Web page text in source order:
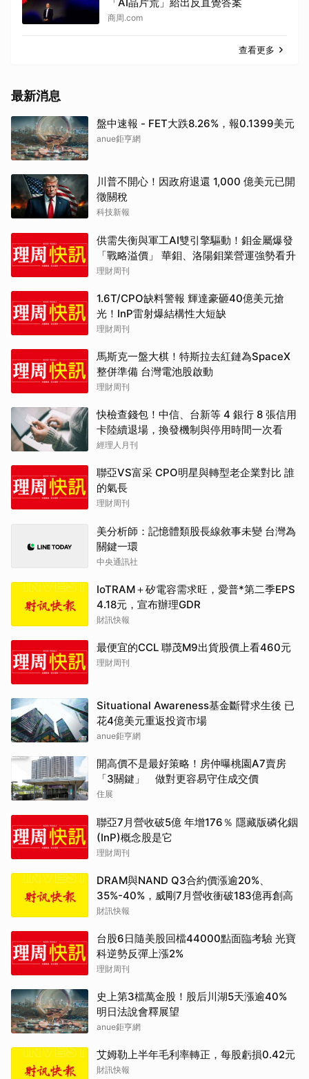
商周.com
查看更多
最新消息
盤中速報 - FET大跌8.26%，報0.1399美元
anue鉅亨網
川普不開心！因政府退還 1,000 億美元已開
徵關稅
科技新報
供需失衡與軍工AI雙引擎驅動！鉬金屬爆發
「戰略溢價」 華鉬、洛陽鉬業營運強勢看升
理財周刊
1.6T/CPO缺料警報 輝達豪砸40億美元搶
光！InP雷射爆結構性大短缺
理財周刊
馬斯克一盤大棋！特斯拉去紅鏈為SpaceX
整併準備 台灣電池股啟動
理財周刊
快檢查錢包！中信、台新等 4 銀行 8 張信用
卡陸續退場，換發機制與停用時間一次看
經理人月刊
聯亞VS富采 CPO明星與轉型老企業對比 誰
的氣長
理財周刊
美分析師：記憶體類股長線敘事未變 台灣為
關鍵一環
中央通訊社
IoTRAM＋矽電容需求旺，愛普*第二季EPS
4.18元，宣布辦理GDR
財訊快報
最便宜的CCL 聯茂M9出貨股價上看460元
理財周刊
Situational Awareness基金斷臂求生後 已
花4億美元重返投資市場
anue鉅亨網
開高價不是最好策略！房仲曝桃園A7賣房
「3關鍵」 做對更容易守住成交價
住展
聯亞7月營收破5億 年增176％ 隱藏版磷化銦
(InP)概念股是它
理財周刊
DRAM與NAND Q3合約價漲逾20%、
35%-40%，威剛7月營收衝破183億再創高
財訊快報
台股6日隨美股回檔44000點面臨考驗 光寶
科逆勢反彈上漲2%
理財周刊
史上第3檔萬金股！股后川湖5天漲逾40%
明日法說會釋展望
anue鉅亨網
艾姆勒上半年毛利率轉正，每股虧損0.42元
財訊快報